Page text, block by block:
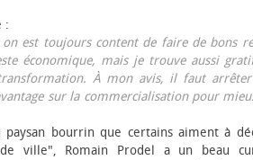
:
est toujours content de faire de bons
économique, mais je trouve aussi
À mon avis, il faut
sur la commercialisation pour
paysan bourrin que certains aiment à
ville", Romain Prodel a un beau